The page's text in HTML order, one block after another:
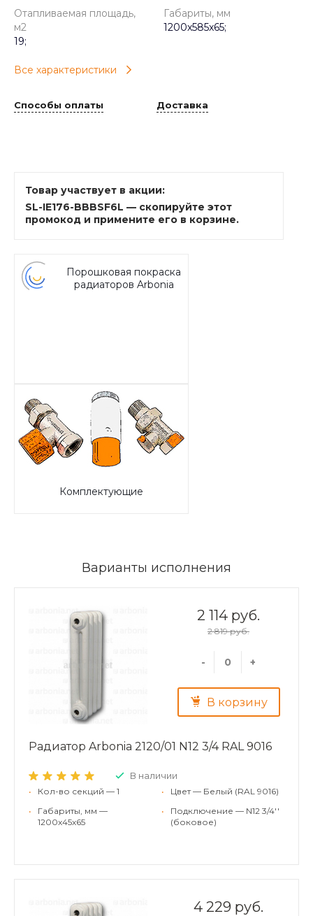
Отапливаемая площадь,
м2
19;
Габариты, мм
1200x585x65;
Все характеристики
Способы оплаты Доставка
Товар участвует в акции:
SL-IE176-BBBSF6L — скопируйте этот
промокод и примените его в корзине.
Порошковая покраска
радиаторов Arbonia
Комплектующие
Варианты исполнения
2 114 руб.
2 819 руб.
- +
В корзину
Радиатор Arbonia 2120/01 N12 3/4 RAL 9016
В наличии
•
Кол-во секций — 1
•
Габариты, мм —
1200x45x65
•
Цвет — Белый (RAL 9016)
•
Подключение — N12 3/4''
(боковое)
4 229 руб.